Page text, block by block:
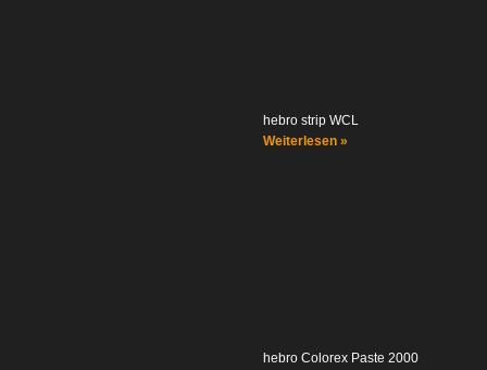
hebro strip WCL
Weiterlesen »
hebro Colorex Paste 2000